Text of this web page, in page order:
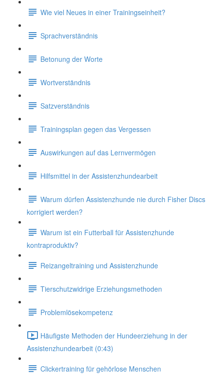
Wie viel Neues in einer Trainingseinheit?
Sprachverständnis
Betonung der Worte
Wortverständnis
Satzverständnis
Trainingsplan gegen das Vergessen
Auswirkungen auf das Lernvermögen
Hilfsmittel in der Assistenzhundearbeit
Warum dürfen Assistenzhunde nie durch Fisher Discs
korrigiert werden?
Warum ist ein Futterball für Assistenzhunde
kontraproduktiv?
Reizangeltraining und Assistenzhunde
Tierschutzwidrige Erziehungsmethoden
Problemlösekompetenz
Häufigste Methoden der Hundeerziehung in der
Assistenzhundearbeit (0:43)
Clickertraining für gehörlose Menschen